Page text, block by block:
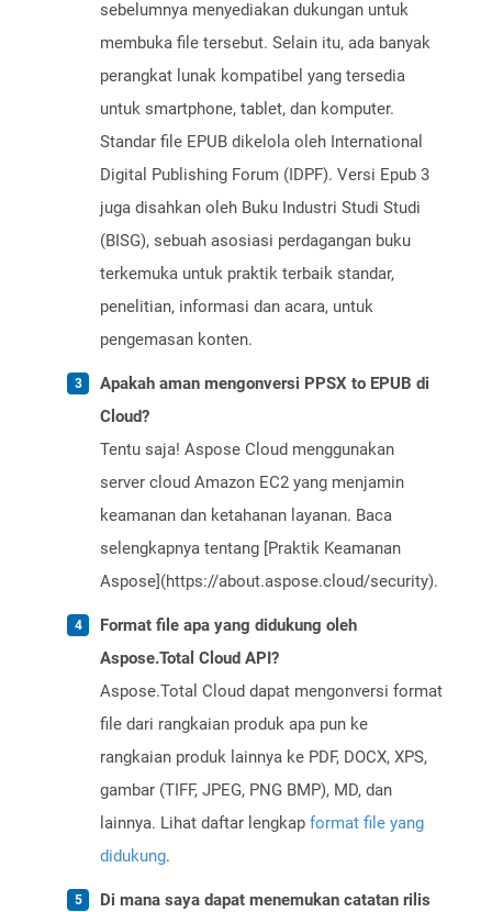
sebelumnya menyediakan dukungan untuk
membuka file tersebut. Selain itu, ada banyak
perangkat lunak kompatibel yang tersedia
untuk smartphone, tablet, dan komputer.
Standar file EPUB dikelola oleh International
Digital Publishing Forum (IDPF). Versi Epub 3
juga disahkan oleh Buku Industri Studi Studi
(BISG), sebuah asosiasi perdagangan buku
terkemuka untuk praktik terbaik standar,
penelitian, informasi dan acara, untuk
pengemasan konten.
Apakah aman mengonversi PPSX to EPUB di
Cloud?
Tentu saja! Aspose Cloud menggunakan
server cloud Amazon EC2 yang menjamin
keamanan dan ketahanan layanan. Baca
selengkapnya tentang [Praktik Keamanan
Aspose](https://about.aspose.cloud/security).
Format file apa yang didukung oleh
Aspose.Total Cloud API?
Aspose.Total Cloud dapat mengonversi format
file dari rangkaian produk apa pun ke
rangkaian produk lainnya ke PDF, DOCX, XPS,
gambar (TIFF, JPEG, PNG BMP), MD, dan
lainnya. Lihat daftar lengkap format file yang
didukung.
Di mana saya dapat menemukan catatan rilis